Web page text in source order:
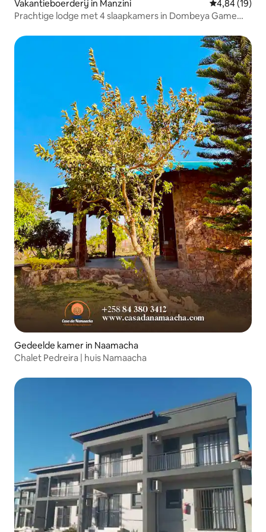
Vakantieboerderij in Manzini Gemiddelde
4,84 (19)
Prachtige lodge met 4 slaapkamers in Dombeya Game
Gedeelde kamer in Naamacha
Chalet Pedreira | huis Namaacha